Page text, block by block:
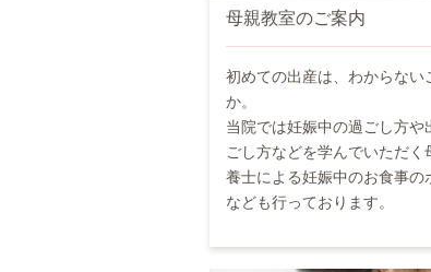
母親教室のご案内
初めての出産は、わからない
か。
当院では妊娠中の過ごし方
ごし方などを学んでいただ
養士による妊娠中のお食事
なども行っております。